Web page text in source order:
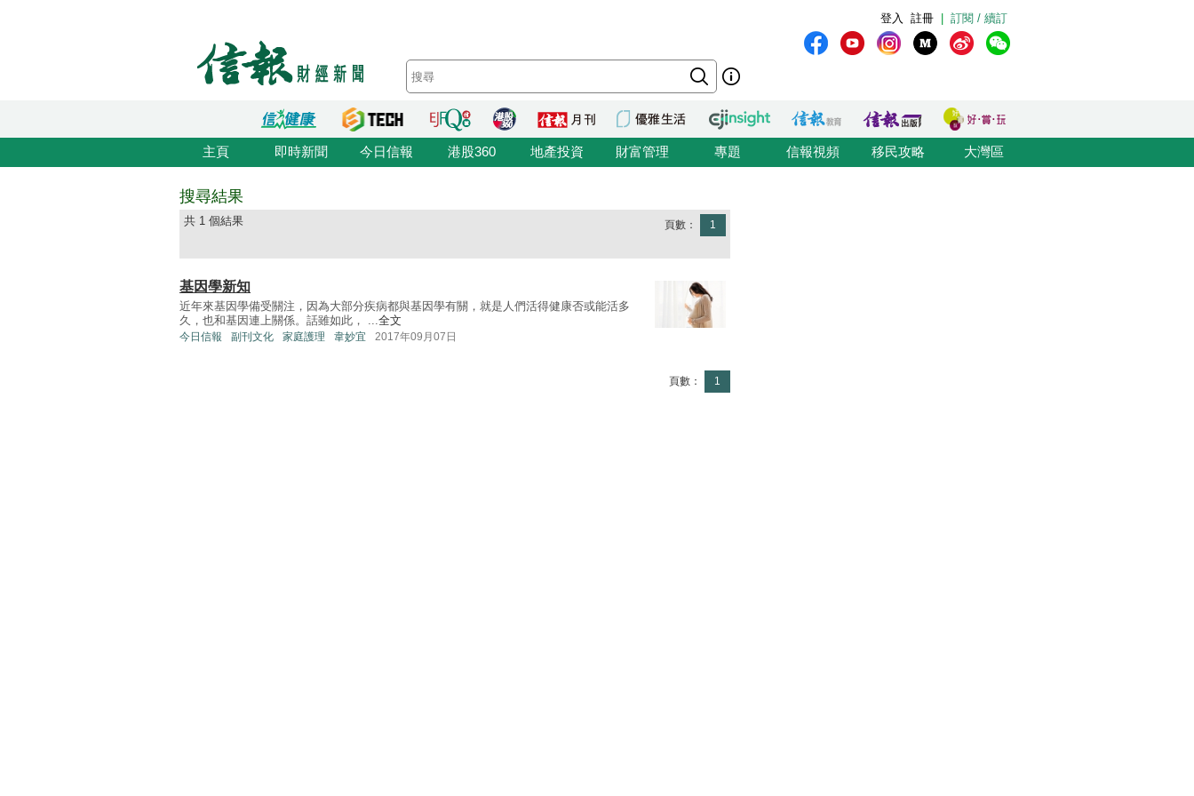
訂閱 / 續訂
註冊
登入
主頁 即時新聞 今日信報 港股360 地產投資 財富管理 專題 信報視頻 移民攻略 大灣區
搜尋結果
共 1 個結果 頁數： 1
基因學新知
近年來基因學備受關注，因為大部分疾病都與基因學有關，就是人們活得健康否或能活多
久，也和基因連上關係。話雖如此， ...全文
今日信報 副刊文化 家庭護理 韋妙宜 2017年09月07日
頁數： 1